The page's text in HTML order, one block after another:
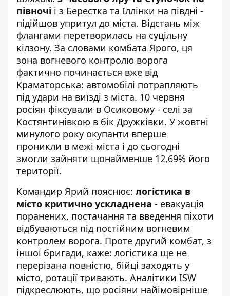
півночі і з Берестка та Іллінки на півдні -
підійшов упритул до міста. Відстань між
флангами перетворилась на суцільну
кілзону. За словами комбата Ярого, ця
зона вогневого контролю ворога
фактично починається вже від
Краматорська: автомобілі потрапляють
під удари на виїзді з міста. 10 червня
росіян фіксували в Осиковому - селі за
Костянтинівкою в бік Дружківки. У жовтні
минулого року окупанти вперше
проникли в межі міста і до сьогодні
змогли зайняти щонайменше 12,69% його
території.
Командир Ярий пояснює: логістика в
місто критично ускладнена - евакуація
поранених, постачання та введення піхоти
відбуваються під постійним вогневим
контролем ворога. Проте другий комбат, з
іншої бригади, каже: логістика ще не
перерізана повністю, бійці заходять у
місто, ротації тривають. Аналітики ISW
підкреслюють, що росіяни найімовірніше